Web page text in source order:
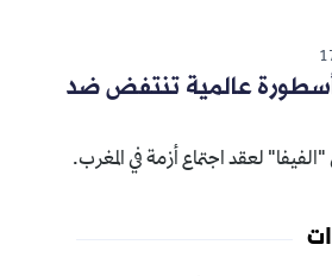
عالمية تنتفض ضد
لعقد اجتماع أزمة في المغرب.